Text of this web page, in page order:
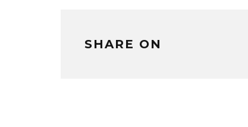
SHARE ON